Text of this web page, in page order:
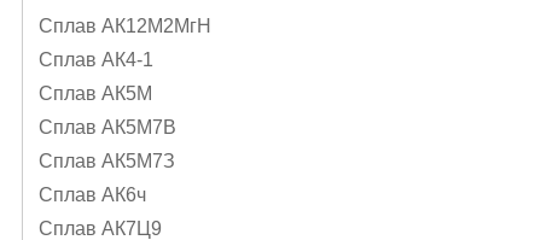
Сплав АК12М2МгН
Сплав АК4-1
Сплав АК5М
Сплав АК5М7В
Сплав АК5М7З
Сплав АК6ч
Сплав АК7Ц9